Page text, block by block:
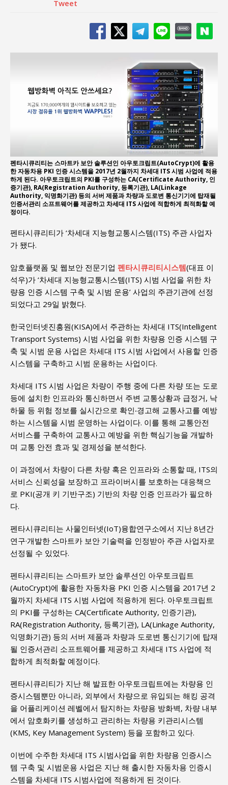
Tweet
펜타시큐리티는 스마트카 보안 솔루션인 아우토크립트(AutoCrypt)에 활용
한 자동차용 PKI 인증 시스템을 2017년 2월까지 차세대 ITS 시범 사업에 적용
하게 된다. 아우토크립트의 PKI를 구성하는 CA(Certificate Authority, 인
증기관), RA(Registration Authority, 등록기관), LA(Linkage
Authority, 익명화기관) 등의 서버 제품과 차량과 도로변 통신기기에 탑재될
인증서관리 소프트웨어를 제공하고 차세대 ITS 사업에 적합하게 최적화할 예
정이다.
펜타시큐리티가 ‘차세대 지능형교통시스템(ITS) 주관 사업자
가 됐다.
암호플랫폼 및 웹보안 전문기업 펜타시큐리티시스템(대표 이
석우)가 ‘차세대 지능형교통시스템(ITS) 시범 사업을 위한 차
량용 인증 시스템 구축 및 시범 운용’ 사업의 주관기관에 선정
되었다고 29일 밝혔다.
한국인터넷진흥원(KISA)에서 주관하는 차세대 ITS(Intelligent
Transport Systems) 시범 사업을 위한 차량용 인증 시스템 구
축 및 시범 운용 사업은 차세대 ITS 시범 사업에서 사용할 인증
시스템을 구축하고 시범 운용하는 사업이다.
차세대 ITS 시범 사업은 차량이 주행 중에 다른 차량 또는 도로
등에 설치한 인프라와 통신하면서 주변 교통상황과 급정거, 낙
하물 등 위험 정보를 실시간으로 확인‧경고해 교통사고를 예방
하는 시스템을 시범 운영하는 사업이다. 이를 통해 교통안전
서비스를 구축하여 교통사고 예방을 위한 핵심기능을 개발하
며 교통 안전 효과 및 경제성을 분석한다.
이 과정에서 차량이 다른 차량 혹은 인프라와 소통할 때, ITS의
서비스 신뢰성을 보장하고 프라이버시를 보호하는 대응책으
로 PKI(공개 키 기반구조) 기반의 차량 인증 인프라가 필요하
다.
펜타시큐리티는 사물인터넷(IoT)융합연구소에서 지난 8년간
연구·개발한 스마트카 보안 기술력을 인정받아 주관 사업자로
선정될 수 있었다.
펜타시큐리티는 스마트카 보안 솔루션인 아우토크립트
(AutoCrypt)에 활용한 자동차용 PKI 인증 시스템을 2017년 2
월까지 차세대 ITS 시범 사업에 적용하게 된다. 아우토크립트
의 PKI를 구성하는 CA(Certificate Authority, 인증기관),
RA(Registration Authority, 등록기관), LA(Linkage Authority,
익명화기관) 등의 서버 제품과 차량과 도로변 통신기기에 탑재
될 인증서관리 소프트웨어를 제공하고 차세대 ITS 사업에 적
합하게 최적화할 예정이다.
펜타시큐리티가 지난 해 발표한 아우토크립트에는 차량용 인
증시스템뿐만 아니라, 외부에서 차량으로 유입되는 해킹 공격
을 어플리케이션 레벨에서 탐지하는 차량용 방화벽, 차량 내부
에서 암호화키를 생성하고 관리하는 차량용 키관리시스템
(KMS, Key Management System) 등을 포함하고 있다.
이번에 수주한 차세대 ITS 시범사업을 위한 차량용 인증시스
템 구축 및 시범운용 사업은 지난 해 출시한 자동차용 인증시
스템을 차세대 ITS 시범사업에 적용하게 된 것이다.